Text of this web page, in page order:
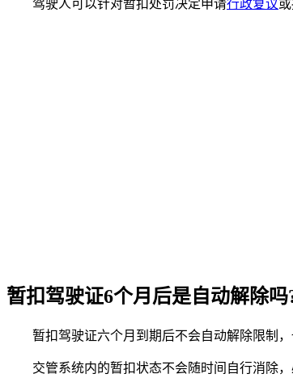
驾驶人可以针对暂扣处罚决定申请行政复议
暂扣驾驶证6个月后是自动解除吗
暂扣驾驶证六个月到期后不会自动解除限制，
交管系统内的暂扣状态不会随时间自行消除，